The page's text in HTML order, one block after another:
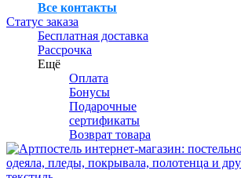
Все контакты
Статус заказа
Бесплатная доставка
Рассрочка
Ещё
Оплата
Бонусы
Подарочные
сертификаты
Возврат товара